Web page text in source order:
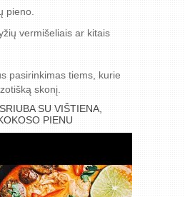
pieno.
vermišeliais ar kitais
pasirinkimas tiems, kurie
skonį.
SU VIŠTIENA,
PIENU